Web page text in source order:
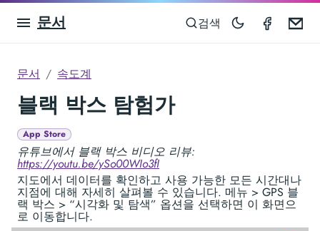
문서 검색
문서 속도계
블랙 박스 탐험가
App Store
유튜브에서 블랙 박스 비디오 리뷰:
https://youtu.be/ySo00WIo3fI
지도에서 데이터를 확인하고 사용 가능한 모든 시간대나
지점에 대해 자세히 살펴볼 수 있습니다. 메뉴 > GPS 블
랙 박스 > “시각화 및 탐색” 옵션을 선택하면 이 화면으
로 이동합니다.